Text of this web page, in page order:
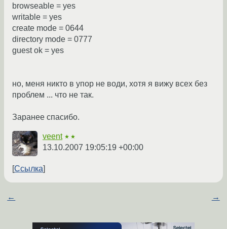
browseable = yes
writable = yes
create mode = 0644
directory mode = 0777
guest ok = yes
но, меня никто в упор не води, хотя я вижу всех без
проблем ... что не так.
Заранее спасибо.
veent ★★
13.10.2007 19:05:19 +00:00
Ссылка
← →